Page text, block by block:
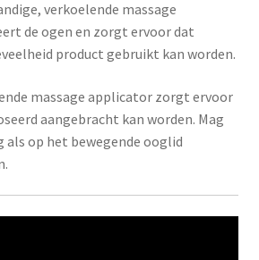
verkoelende massage
de ogen en zorgt ervoor dat
product gebruikt kan worden.
massage applicator zorgt ervoor
aangebracht kan worden. Mag
als op het bewegende ooglid